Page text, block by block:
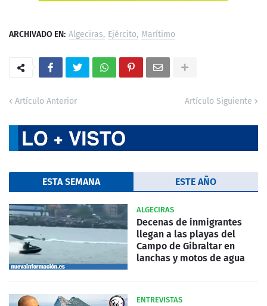
ARCHIVADO EN: Algeciras Ejército Marítimo
Artículo Anterior Artículo Siguiente
ESTA SEMANA ESTE AÑO
ALGECIRAS
Decenas de inmigrantes
llegan a las playas del
Campo de Gibraltar en
lanchas y motos de agua
ENTREVISTAS